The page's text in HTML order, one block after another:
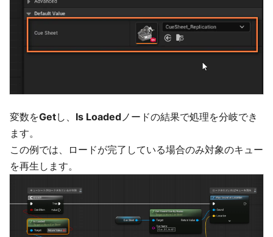
変数をGetし、 Is Loadedノードの結果で処理を分岐でき
ます。
この例では、ロードが完了している場合のみ対象のキュー
を再生します。